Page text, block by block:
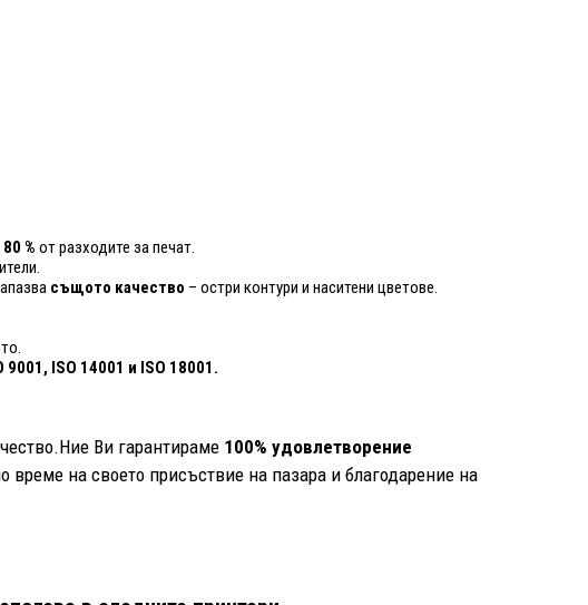
80 % от разходите за печат.
същото качество – остри контури и наситени цветове.
9001, ISO 14001 и ISO 18001.
Ви гарантираме 100% удовлетворение
време на своето присъствие на пазара и благодарение на